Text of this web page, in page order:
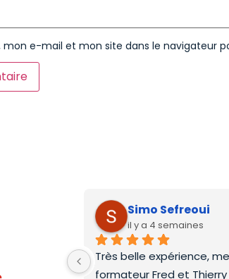
mon e-mail et mon site dans le navigateur
Simo Sefreoui
il y a 4 semaines
Très belle expérience,
formateur Fred et